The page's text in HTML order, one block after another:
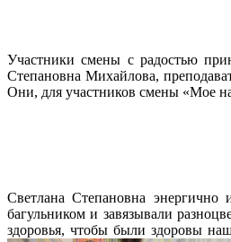
Участники смены с радостью
Степановна Михайлова,
Они, для участников смены «Мое
Светлана Степановна энергично
багульником и завязывали
здоровья, чтобы были здоровы